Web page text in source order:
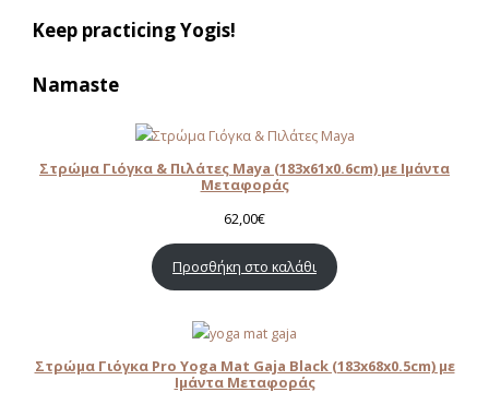
Keep practicing Yogis!
Namaste
Στρώμα Γιόγκα & Πιλάτες Maya (183x61x0.6cm) με Ιμάντα
Μεταφοράς
62,00€
Προσθήκη στο καλάθι
Στρώμα Γιόγκα Pro Yoga Mat Gaja Black (183x68x0.5cm) με
Ιμάντα Μεταφοράς